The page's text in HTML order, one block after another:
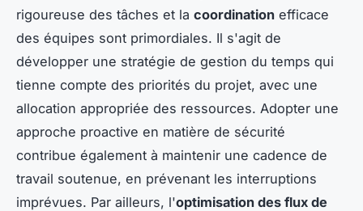
rigoureuse des tâches et la coordination efficace
des équipes sont primordiales. Il s'agit de
développer une stratégie de gestion du temps qui
tienne compte des priorités du projet, avec une
allocation appropriée des ressources. Adopter une
approche proactive en matière de sécurité
contribue également à maintenir une cadence de
travail soutenue, en prévenant les interruptions
imprévues. Par ailleurs, l'optimisation des flux de